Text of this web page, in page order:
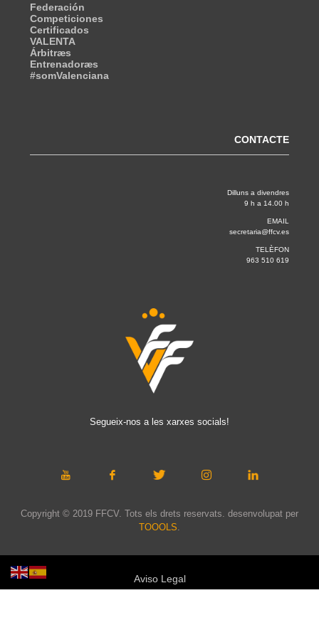
Federación
Competiciones
Certificados
VALENTA
Árbitræs
Entrenadoræs
#somValenciana
CONTACTE
Dilluns a divendres
9 h a 14.00 h
EMAIL
secretaria@ffcv.es
TELÈFON
963 510 619
Segueix-nos a les xarxes socials!
Copyright © 2019 FFCV. Tots els drets reservats. desenvolupat per
TOOOLS
Aviso Legal